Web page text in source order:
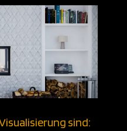
sind: